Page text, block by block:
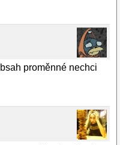
proměnné nechci